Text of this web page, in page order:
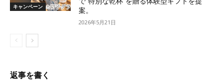
キャンペーン
案。
2026年5月21日
返事を書く